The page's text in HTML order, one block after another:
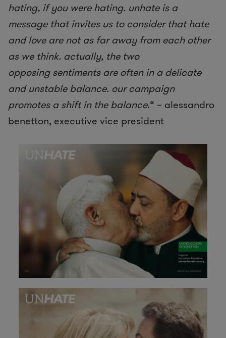
hating, if you were hating. unhate is a
message that invites us to consider that hate
and love are not as far away from each other
as we think. actually, the two
opposing sentiments are often in a delicate
and unstable balance. our campaign
promotes a shift in the balance.“ – alessandro
benetton, executive vice president